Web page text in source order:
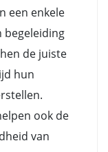
een enkele
begeleiding
de juiste
hun
ook de
van